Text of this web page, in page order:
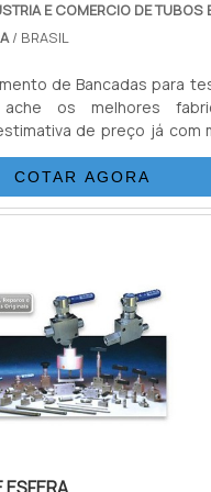
E COMERCIO DE TUBOS
/ BRASIL
de Bancadas para
ache os melhores
de preço já com
COTAR AGORA